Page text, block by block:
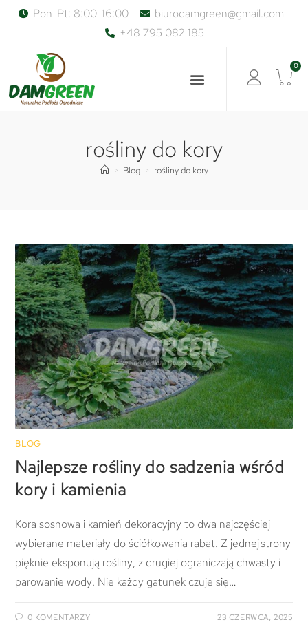
Pon-Pt: 8:00-16:00
biurodamgreen@gmail.com
+48 795 082 185
rośliny do kory
> Blog > rośliny do kory
BLOG
Najlepsze rośliny do sadzenia wśród
kory i kamienia
Kora sosnowa i kamień dekoracyjny to dwa najczęściej
wybierane materiały do ściółkowania rabat. Z jednej strony
pięknie eksponują rośliny, z drugiej ograniczają chwasty i
parowanie wody. Nie każdy gatunek czuje się…
0 KOMENTARZY 23 CZERWCA, 2025